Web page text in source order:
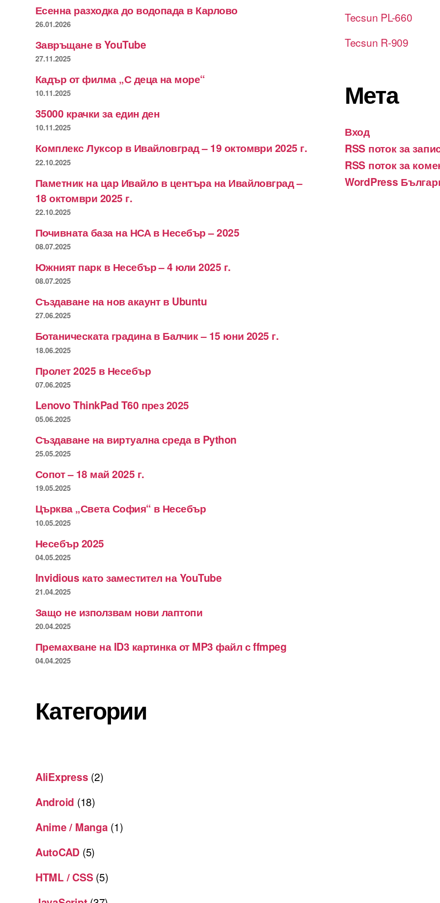
Есенна разходка до водопада в Карлово
26.01.2026
Завръщане в YouTube
27.11.2025
Кадър от филма „С деца на море“
10.11.2025
35000 крачки за един ден
10.11.2025
Комплекс Луксор в Ивайловград – 19 октомври 2025 г.
22.10.2025
Паметник на цар Ивайло в центъра на Ивайловград –
18 октомври 2025 г.
22.10.2025
Почивната база на НСА в Несебър – 2025
08.07.2025
Южният парк в Несебър – 4 юли 2025 г.
08.07.2025
Създаване на нов акаунт в Ubuntu
27.06.2025
Ботаническата градина в Балчик – 15 юни 2025 г.
18.06.2025
Пролет 2025 в Несебър
07.06.2025
Lenovo ThinkPad T60 през 2025
05.06.2025
Създаване на виртуална среда в Python
25.05.2025
Сопот – 18 май 2025 г.
19.05.2025
Църква „Света София“ в Несебър
10.05.2025
Несебър 2025
04.05.2025
Invidious като заместител на YouTube
21.04.2025
Защо не използвам нови лаптопи
20.04.2025
Премахване на ID3 картинка от MP3 файл с ffmpeg
04.04.2025
Категории
AliExpress (2)
Android (18)
Anime / Manga (1)
AutoCAD (5)
HTML / CSS(5)
Tecsun PL-660
Tecsun R-909
Мета
Вход
RSS поток за
RSS поток за
WordPress